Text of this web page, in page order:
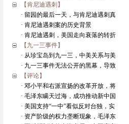
【肯尼迪遇刺】
· 留园的最后一天，与肯尼迪遇刺真
· 肯尼迪遇刺案的历史背景
· 肯尼迪遇刺，美国走向衰落的转折
【九一三事件】
· 从珍宝岛到九一三，中美关系与美
· 九一三事件无法公开的黑幕，导致
【评论】
· 邓小平和右派宣扬的改革开放，将
· 毛泽东瞒天过海，成功推动新中国
· 美国支持“一中”看似反对台独，实
· 资产阶级的权力垄断现象，毛泽东